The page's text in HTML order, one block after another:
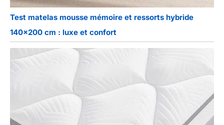
Test matelas mousse mémoire et ressorts hybride
140×200 cm : luxe et confort